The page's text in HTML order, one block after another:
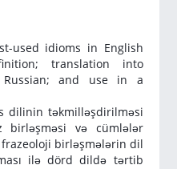
used idioms in English
translation into
Russian; and use in a
dilinin təkmilləşdirilməsi
birləşməsi və cümlələr
birləşmələrin dil
ilə dörd dildə tərtib